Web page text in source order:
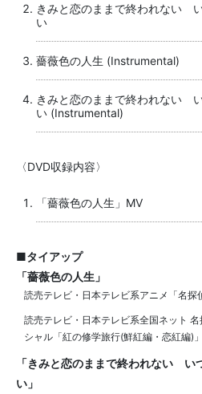
きみと恋のままで終われない
い
薔薇色の人生 (Instrumental)
きみと恋のままで終われない
い (Instrumental)
〈DVD収録内容〉
「薔薇色の人生」MV
■タイアップ
「薔薇色の人生」
読売テレビ・日本テレビ系アニメ「名探
読売テレビ・日本テレビ系全国ネット
シャル「紅の修学旅行(鮮紅編・恋紅編)
「きみと恋のままで終われない い
い」